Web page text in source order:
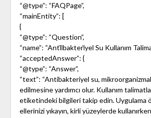
“@type”: “FAQPage”,
“mainEntity”: [
{
“@type”: “Question”,
“name”: “Anti̇i̇bakteri̇yel Su Kullanım
“acceptedAnswer”: {
“@type”: “Answer”,
“text”: “Antibakteriyel su,
edilmesine yardımcı olur. Kullanım
etiketindeki bilgileri takip edin. Uygulama
ellerinizi yıkayın, kirli yüzeylerde